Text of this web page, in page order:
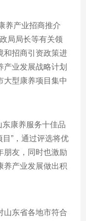
养产业招商推介
局局长等有关领
和招商引资政策进
业发展战略计划
大型康养项目集中
康养服务十佳品
目”，通过评选将优
朋友，同时也激励
养产业发展做出积
山东省各地市符合